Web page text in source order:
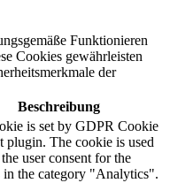
Funktionieren
Cookies gewährleisten
der
Beschreibung
is set by GDPR Cookie
plugin. The cookie is used
user consent for the
in the category "Analytics".